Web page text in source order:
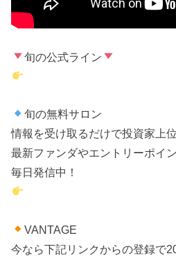
旬の公式ライン
旬の無料サロン
情報を受け取るだけで投資家上
最新ファンダやエントリーポイ
毎日発信中！
VANTAGE
今なら下記リンクからの登録で